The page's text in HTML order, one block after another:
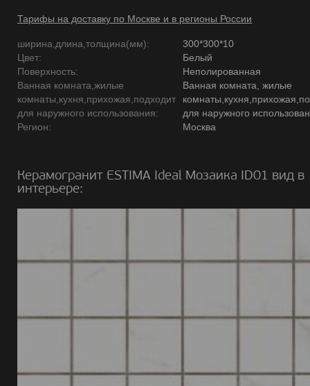
Тарифы на доставку по Москве и в регионы России
ширина,длина,толщина(мм):
300*300*10
Цвет:
Белый
Поверхность:
Неполированная
Ванная комната,жилые
комнаты,кухня,прихожая,подходит
для наружного использования:
Ванная комната, жилые
для наружного
Регион:
Москва
Керамогранит ESTIMA Ideal Мозаика ID01 вид в
интерьере: